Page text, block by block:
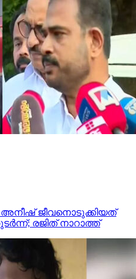
ജീവനൊടുക്കിയത്
രജിത് നാറാത്ത്